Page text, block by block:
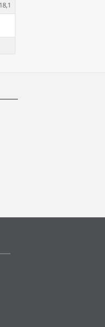
18,1